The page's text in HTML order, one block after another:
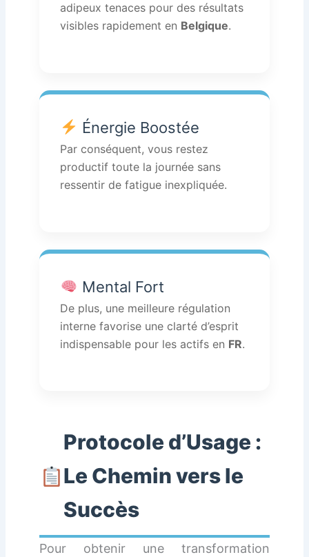
adipeux tenaces pour des résultats
visibles rapidement en Belgique.
Énergie Boostée
Par conséquent, vous restez
productif toute la journée sans
ressentir de fatigue inexpliquée.
Mental Fort
De plus, une meilleure régulation
interne favorise une clarté d’esprit
indispensable pour les actifs en FR.
Protocole d’Usage :
Le Chemin vers le
Succès
Pour obtenir une transformation